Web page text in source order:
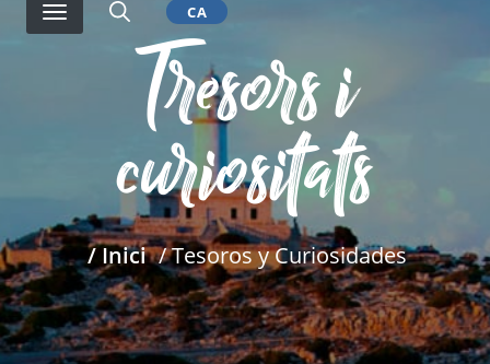
CA
Tresors i
curiositats
/ Inici / Tesoros y Curiosidades